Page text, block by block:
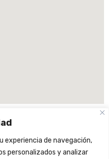
experiencia de navegación,
personalizados y analizar